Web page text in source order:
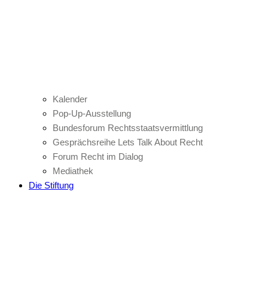
Kalender
Pop-Up-Ausstellung
Bundesforum Rechtsstaatsvermittlung
Gesprächsreihe Lets Talk About Recht
Forum Recht im Dialog
Mediathek
Die Stiftung